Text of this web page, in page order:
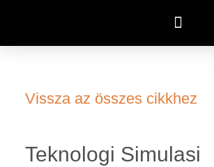
Vissza az összes cikkhez
Teknologi Simulasi